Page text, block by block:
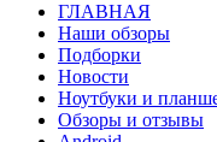
ГЛАВНАЯ
Наши обзоры
Подборки
Новости
Ноутбуки и
Обзоры и отзывы